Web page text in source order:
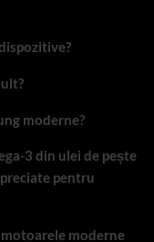
moderne?
3 din ulei de pește
pentru
moderne